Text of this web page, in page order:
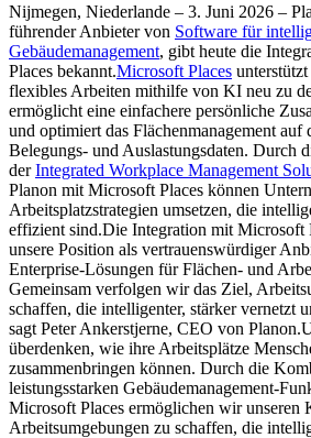
Nijmegen, Niederlande – 3. Juni 2026 –
führender Anbieter von Software für
Gebäudemanagement, gibt heute die
Places bekannt.Microsoft Places
flexibles Arbeiten mithilfe von KI neu zu
ermöglicht eine einfachere persönliche
und optimiert das Flächenmanagement auf
Belegungs‑ und Auslastungsdaten. Durch
derIntegrated Workplace Management
Planon mit Microsoft Places können
Arbeitsplatzstrategien umsetzen, die
effizient sind.Die Integration mit Microsoft
unsere Position als vertrauenswürdiger
Enterprise‑Lösungen für Flächen‑ und
Gemeinsam verfolgen wir das Ziel,
schaffen, die intelligenter, stärker vernetzt
sagt Peter Ankerstjerne, CEO von
überdenken, wie ihre Arbeitsplätze
zusammenbringen können. Durch die
leistungsstarken
Microsoft Places ermöglichen wir unseren
Arbeitsumgebungen zu schaffen, die